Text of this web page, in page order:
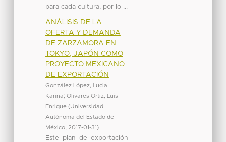
para cada cultura, por lo ...
ANÁLISIS DE LA
OFERTA Y DEMANDA
DE ZARZAMORA EN
TOKYO, JAPÓN COMO
PROYECTO MEXICANO
DE EXPORTACIÓN
González López, Lucia
Karina; Olivares Ortiz, Luis
Enrique (Universidad
Autónoma del Estado de
México, 2017-01-31)
Este plan de exportación